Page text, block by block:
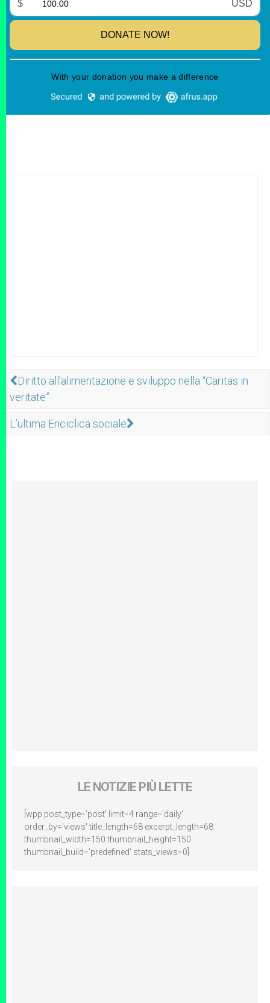
Diritto all'alimentazione e sviluppo nella “Caritas in
veritate”
L’ultima Enciclica sociale
LE NOTIZIE PIÙ LETTE
[wpp post_type='post' limit=4 range='daily'
order_by='views' title_length=68 excerpt_length=68
thumbnail_width=150 thumbnail_height=150
thumbnail_build='predefined' stats_views=0]